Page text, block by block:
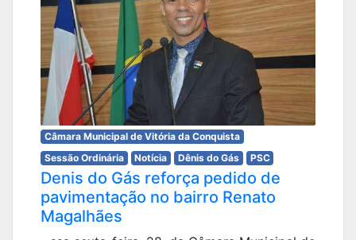
Câmara Municipal de Vitória da Conquista
Sessão Ordinária
Notícia Dênis do Gás PSC
Denis do Gás reforça pedido de
pavimentação no bairro Renato
Magalhães